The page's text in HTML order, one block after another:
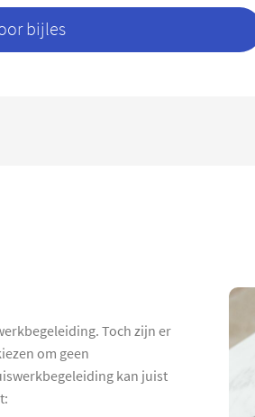
bijles
Toch zijn er
om geen
kan juist